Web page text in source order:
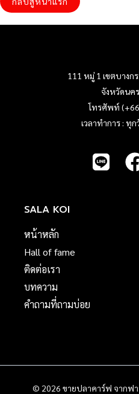
111 หมู่ 1 เขตบางก
จังหวัดนค
โทรศัพท์
เวลาทำการ : ทุ
SALA KOI
หน้าหลัก
Hall of fame
ติดต่อเรา
บทความ
คำถามที่ถามบ่อย
© 2026 ขายปลาคาร์ฟ จากฟา